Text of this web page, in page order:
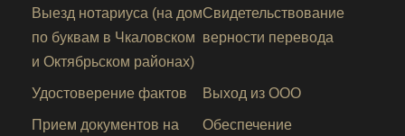
Выезд нотариуса (на дом
по буквам в Чкаловском
и Октябрьском районах)
Свидетельствование
верности перевода
Удостоверение фактов Выход из ООО
Прием документов на
Обеспечение